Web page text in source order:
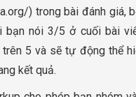
) trong bài đánh giá,
bạn nói 3/5 ở cuối bài
5 và sẽ tự động thể
kết quả.